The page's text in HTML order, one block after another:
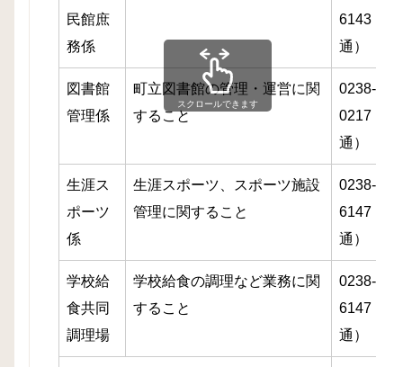
民館庶
務係
6143（直
通）
図書館
管理係
町立図書館の管理・運営に関
すること
0238-87-
0217（直
通）
生涯ス
ポーツ
係
生涯スポーツ、スポーツ施設
管理に関すること
0238-85-
6147（直
通）
学校給
食共同
調理場
学校給食の調理など業務に関
すること
0238-85-
6147（直
通）
スクロールできます